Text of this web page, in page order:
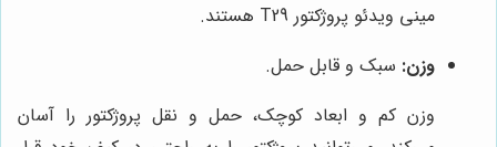
مینی ویدئو پروژکتور T29 هستند.
وزن: سبک و قابل حمل.
وزن کم و ابعاد کوچک، حمل و نقل پروژکتور را آسان